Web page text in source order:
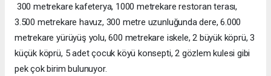
300 metrekare kafeterya, 1000 metrekare restoran terası,
3.500 metrekare havuz, 300 metre uzunluğunda dere, 6.000
metrekare yürüyüş yolu, 600 metrekare iskele, 2 büyük köprü, 3
küçük köprü, 5 adet çocuk köyü konsepti, 2 gözlem kulesi gibi
pek çok birim bulunuyor.